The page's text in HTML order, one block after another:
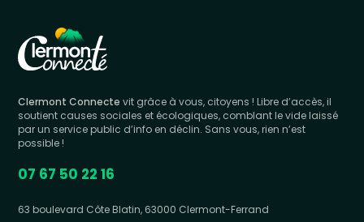
Clermont Connecte vit grâce à vous, citoyens ! Libre d’accès, il
soutient causes sociales et écologiques, comblant le vide laissé
par un service public d’info en déclin. Sans vous, rien n’est
possible !
07 67 50 22 16
63 boulevard Côte Blatin, 63000 Clermont-Ferrand